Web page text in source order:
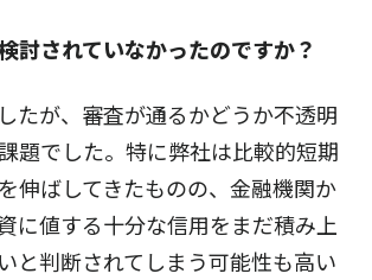
討されていなかったのですか？
たが、審査が通るかどうか不透明
題でした。特に弊社は比較的短期
伸ばしてきたものの、金融機関か
に値する十分な信用をまだ積み上
と判断されてしまう可能性も高い